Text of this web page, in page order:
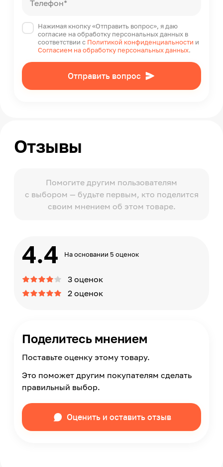
Телефон*
Нажимая кнопку «Отправить вопрос», я даю
согласие на обработку персональных данных в
соответствии с Политикой конфиденциальности и
Согласием на обработку персональных данных.
Отправить вопрос
Отзывы
Помогите другим пользователям
с выбором — будьте первым, кто поделится
своим мнением об этом товаре.
4.4 На основании 5 оценок
3 оценок
2 оценок
Поделитесь мнением
Поставьте оценку этому товару.
Это поможет другим покупателям сделать
правильный выбор.
Оценить и оставить отзыв